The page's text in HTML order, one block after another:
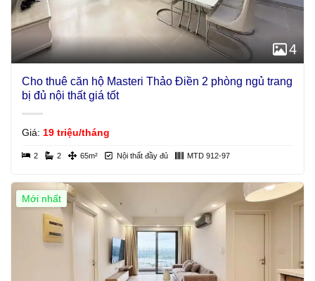
4
Cho thuê căn hộ Masteri Thảo Điền 2 phòng ngủ trang
bị đủ nội thất giá tốt
Giá: 19 triệu/tháng
2 2 65m² Nội thất đầy đủ MTD 912-97
Mới nhất